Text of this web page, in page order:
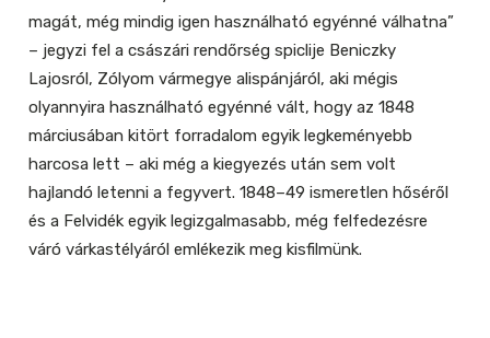
magát, még mindig igen használható egyénné válhatna”
– jegyzi fel a császári rendőrség spiclije Beniczky
Lajosról, Zólyom vármegye alispánjáról, aki mégis
olyannyira használható egyénné vált, hogy az 1848
márciusában kitört forradalom egyik legkeményebb
harcosa lett – aki még a kiegyezés után sem volt
hajlandó letenni a fegyvert. 1848–49 ismeretlen hőséről
és a Felvidék egyik legizgalmasabb, még felfedezésre
váró várkastélyáról emlékezik meg kisfilmünk.